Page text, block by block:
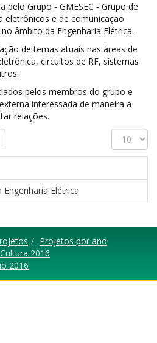
Grupo ‐ GMESEC ‐ Grupo de
eletrônicos e de comunicação
âmbito da Engenharia Elétrica.
de temas atuais nas áreas de
circuitos de RF, sistemas
pelos membros do grupo e
interessada de maneira a
relações.
Exibir
#
Elétrica
Projetos por ano
2016
2016